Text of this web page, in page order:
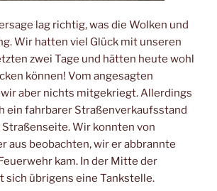
lag richtig, was die Wolken und
Wir hatten viel Glück mit unseren
zwei Tage und hätten heute wohl
können! Vom angesagten
aber nichts mitgekriegt. Allerdings
ein fahrbarer Straßenverkaufsstand
Wir konnten von
aus beobachten, wir er abbrannte
kam. In der Mitte der
sich übrigens eine Tankstelle.